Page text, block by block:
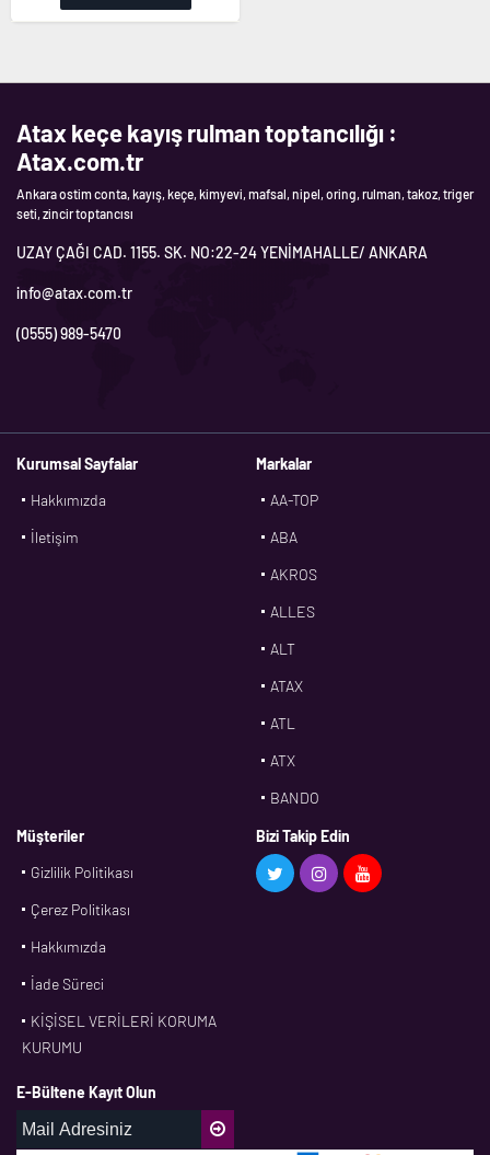
Atax keçe kayış rulman toptancılığı :
Atax.com.tr
Ankara ostim conta, kayış, keçe, kimyevi, mafsal, nipel, oring, rulman, takoz, triger
seti, zincir toptancısı
UZAY ÇAĞI CAD. 1155. SK. NO:22-24 YENİMAHALLE/ ANKARA
info@atax.com.tr
(0555) 989-5470
Kurumsal Sayfalar
Hakkımızda
İletişim
Markalar
AA-TOP
ABA
AKROS
ALLES
ALT
ATAX
ATL
ATX
BANDO
BMS
CDF
Müşteriler
Gizlilik Politikası
Çerez Politikası
Hakkımızda
İade Süreci
KİŞİSEL VERİLERİ KORUMA
KURUMU
Bizi Takip Edin
E-Bültene Kayıt Olun